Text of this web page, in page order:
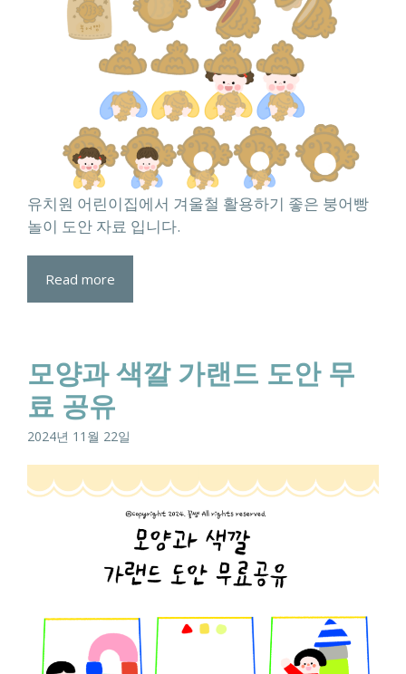
유치원 어린이집에서 겨울철 활용하기 좋은 붕어빵
놀이 도안 자료 입니다.
Read more
모양과 색깔 가랜드 도안 무
료 공유
2024년 11월 22일